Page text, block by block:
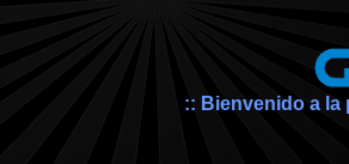
:: Bienvenido a la